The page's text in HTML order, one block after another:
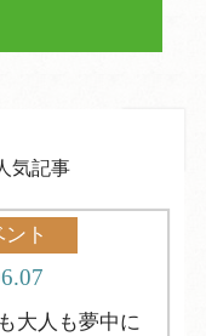
気記事
ト
大人も夢中に